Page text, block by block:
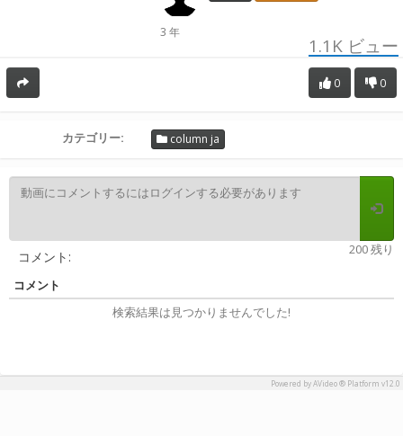
3 年
1.1Kビュー
0
0
カテゴリー: column ja
200 残り
コメント:
コメント
検索結果は見つかりませんでした!
Powered by AVideo ® Platform v12.0